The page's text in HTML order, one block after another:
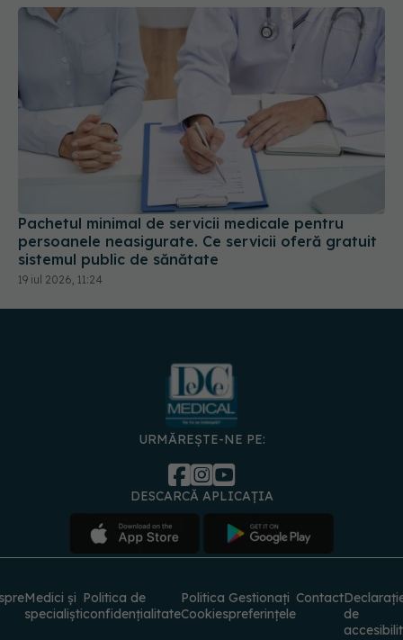
Pachetul minimal de servicii medicale pentru
persoanele neasigurate. Ce servicii oferă gratuit
sistemul public de sănătate
19 iul 2026, 11:24
URMĂREȘTE-NE PE:
DESCARCĂ APLICAȚIA
Medici și
specialiști
Politica de
confidențialitate
Politica
Cookies
Gestionați
preferințele
Contact
de